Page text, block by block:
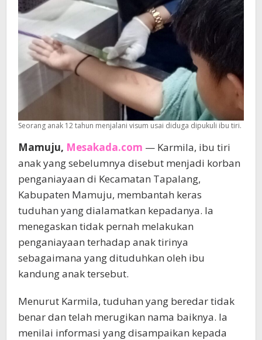
Seorang anak 12 tahun menjalani visum usai diduga dipukuli ibu tiri.
Mamuju, Mesakada.com — Karmila, ibu tiri
anak yang sebelumnya disebut menjadi korban
penganiayaan di Kecamatan Tapalang,
Kabupaten Mamuju, membantah keras
tuduhan yang dialamatkan kepadanya. Ia
menegaskan tidak pernah melakukan
penganiayaan terhadap anak tirinya
sebagaimana yang dituduhkan oleh ibu
kandung anak tersebut.
Menurut Karmila, tuduhan yang beredar tidak
benar dan telah merugikan nama baiknya. Ia
menilai informasi yang disampaikan kepada